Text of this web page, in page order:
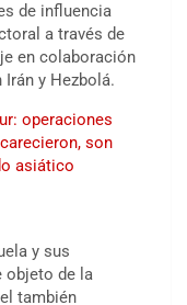
de influencia
a través de
en colaboración
y Hezbolá.
operaciones
son
asiático
y sus
objeto de la
también